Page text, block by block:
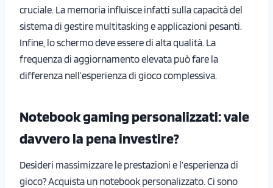
cruciale. La memoria influisce infatti sulla capacità del
sistema di gestire multitasking e applicazioni pesanti.
Infine, lo schermo deve essere di alta qualità. La
frequenza di aggiornamento elevata può fare la
differenza nell’esperienza di gioco complessiva.
Notebook gaming personalizzati: vale
davvero la pena investire?
Desideri massimizzare le prestazioni e l’esperienza di
gioco? Acquista un notebook personalizzato. Ci sono